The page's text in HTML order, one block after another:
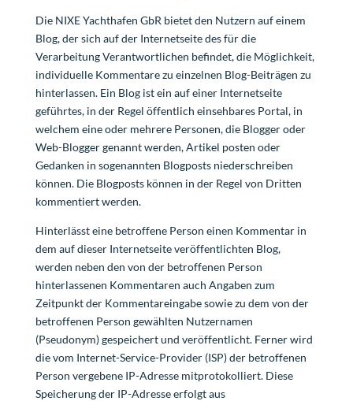
Die NIXE Yachthafen GbR bietet den Nutzern auf einem
Blog, der sich auf der Internetseite des für die
Verarbeitung Verantwortlichen befindet, die Möglichkeit,
individuelle Kommentare zu einzelnen Blog-Beiträgen zu
hinterlassen. Ein Blog ist ein auf einer Internetseite
geführtes, in der Regel öffentlich einsehbares Portal, in
welchem eine oder mehrere Personen, die Blogger oder
Web-Blogger genannt werden, Artikel posten oder
Gedanken in sogenannten Blogposts niederschreiben
können. Die Blogposts können in der Regel von Dritten
kommentiert werden.
Hinterlässt eine betroffene Person einen Kommentar in
dem auf dieser Internetseite veröffentlichten Blog,
werden neben den von der betroffenen Person
hinterlassenen Kommentaren auch Angaben zum
Zeitpunkt der Kommentareingabe sowie zu dem von der
betroffenen Person gewählten Nutzernamen
(Pseudonym) gespeichert und veröffentlicht. Ferner wird
die vom Internet-Service-Provider (ISP) der betroffenen
Person vergebene IP-Adresse mitprotokolliert. Diese
Speicherung der IP-Adresse erfolgt aus